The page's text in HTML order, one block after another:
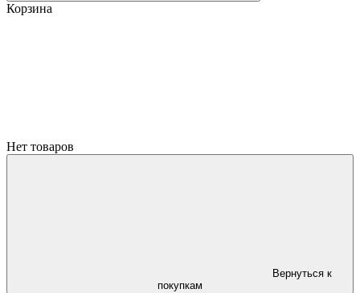
Корзина
Нет товаров
Вернуться к
покупкам